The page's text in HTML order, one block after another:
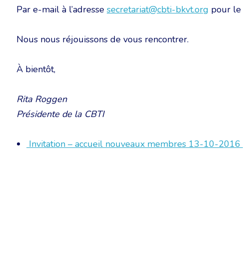
Par e-mail à l’adresse secretariat@cbti-bkvt.org pour le
Nous nous réjouissons de vous rencontrer.
À bientôt,
Rita Roggen
Présidente de la CBTI
Invitation – accueil nouveaux membres 13-10-2016